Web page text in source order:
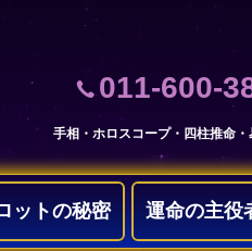
011-600-
手相・ホロスコープ・四柱推命
ットの秘密 運命の主役